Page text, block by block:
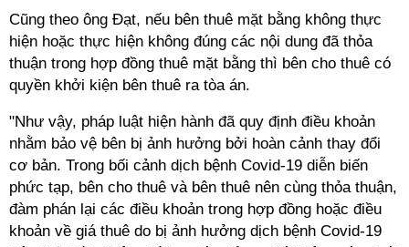
Cũng theo ông Đạt, nếu bên thuê mặt bằng không thực
hiện hoặc thực hiện không đúng các nội dung đã thỏa
thuận trong hợp đồng thuê mặt bằng thì bên cho thuê có
quyền khởi kiện bên thuê ra tòa án.
"Như vậy, pháp luật hiện hành đã quy định điều khoản
nhằm bảo vệ bên bị ảnh hưởng bởi hoàn cảnh thay đổi
cơ bản. Trong bối cảnh dịch bệnh Covid-19 diễn biến
phức tạp, bên cho thuê và bên thuê nên cùng thỏa thuận,
đàm phán lại các điều khoản trong hợp đồng hoặc điều
khoản về giá thuê do bị ảnh hưởng dịch bệnh Covid-19